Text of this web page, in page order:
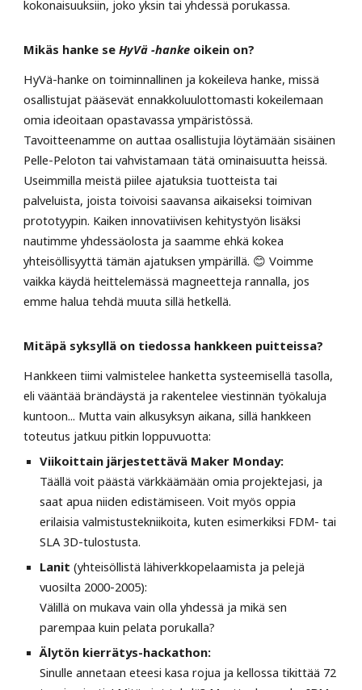
kokonaisuuksiin, joko yksin tai yhdessä porukassa.
Mikäs hanke seHyVä -hanke oikein on?
HyVä-hanke on toiminnallinen ja kokeileva hanke, missä
osallistujat pääsevät ennakkoluulottomasti kokeilemaan
omia ideoitaan opastavassa ympäristössä.
Tavoitteenamme on auttaa osallistujia löytämään sisäinen
Pelle-Peloton tai vahvistamaan tätä ominaisuutta heissä.
Useimmilla meistä piilee ajatuksia tuotteista tai
palveluista, joista toivoisi saavansa aikaiseksi toimivan
prototyypin. Kaiken innovatiivisen kehitystyön lisäksi
nautimme yhdessäolosta ja saamme ehkä kokea
yhteisöllisyyttä tämän ajatuksen ympärillä. 😊 Voimme
vaikka käydä heittelemässä magneetteja rannalla, jos
emme halua tehdä muuta sillä hetkellä.
Mitäpä syksyllä on tiedossa hankkeen puitteissa?
Hankkeen tiimi valmistelee hanketta systeemisellä tasolla,
eli vääntää brändäystä ja rakentelee viestinnän työkaluja
kuntoon... Mutta vain alkusyksyn aikana, sillä hankkeen
toteutus jatkuu pitkin loppuvuotta:
Viikoittain järjestettävä Maker Monday:
Täällä voit päästä värkkäämään omia projektejasi, ja
saat apua niiden edistämiseen. Voit myös oppia
erilaisia valmistustekniikoita, kuten esimerkiksi FDM- tai
SLA 3D-tulostusta.
Lanit(yhteisöllistä lähiverkkopelaamista ja pelejä
vuosilta 2000-2005):
Välillä on mukava vain olla yhdessä ja mikä sen
parempaa kuin pelata porukalla?
Älytön kierrätys-hackathon:
Sinulle annetaan eteesi kasa rojua ja kellossa tikittää 72